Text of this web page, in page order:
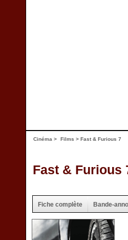
Cinéma > Films > Fast & Furious 7
Fast & Furious
Fiche complète Bande-